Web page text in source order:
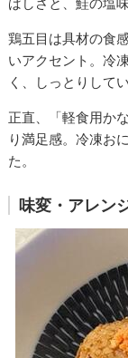
ばしさと、鮭の塩
鶏五目は具材の食
いアクセント。冷
く、しっとりしてい
正直、「軽食用か
り満足感。冷凍お
た。
味変・アレン